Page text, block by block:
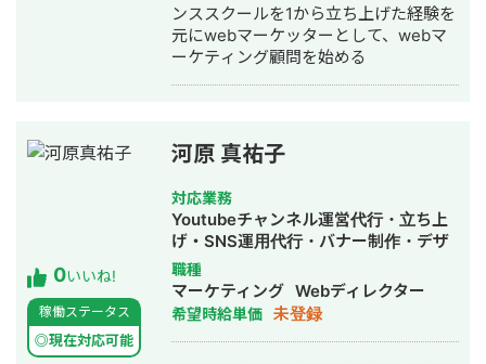
表取締役を務める。 事業会社、広告代
理店、ツールベンダー、媒体など様々
な立場から8年以上にわたりWebマーケ
ティングに従事し、500以上の広告ア
得、CRM領域までを一貫して提案でき
るスキルが強み。
ンススクールを1から立ち上げた経験を
元にwebマーケッターとして、webマ
ーケティング顧問を始める
0いいね!
稼働ステータス
◎現在対応可能
河原 真祐子
対応業務
Youtubeチャンネル運営代行・立ち上
げ・SNS運用代行・バナー制作・デザ
イン
職種
マーケティング Webディレクター
希望時給単価 未登録